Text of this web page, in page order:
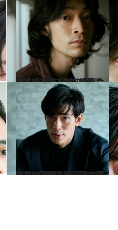
2022.11.11
ミュージシャン、俳優として走る！ “昭和”が似合う、こだまたいち「憧れは堺 正章さんです」
カルチャー
2022.9.16
高祖父は小説家・国木田独歩 「昔はお笑いの台本を書いていた」 紆余曲折の末、花開く俳優・中島 歩
カルチャー